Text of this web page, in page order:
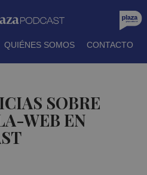
QUIÉNES SOMOS CONTACTO
SOBRE
WEB EN